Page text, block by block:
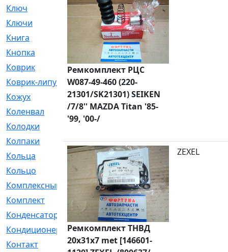
Ключ
[2]
Ключи
[3]
Книга
[293]
Кнопка
[3]
Коврик
[1]
Коврик-липучка
[2]
Кожух
[4]
Коленвал
[38]
Колодки
Колпаки
[5]
Кольца
[1164]
Кольцо
[272]
Комплексный
[1]
Комплект
[196]
Конденсатор
[1]
Кондиционер
[2]
Контакт
[3]
Ремкомплект РЦС
W087-49-460 (220-
21301/SK21301) SEIKEN
/7/8'' MAZDA Titan '85-
'99, '00-/
Ремкомплект ТНВД
20x31x7 met [146601-
ZEXEL